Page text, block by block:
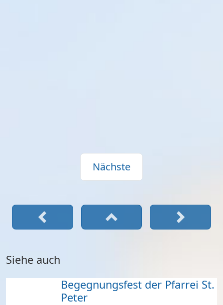
Nächste
Siehe auch
Begegnungsfest der Pfarrei St.
Peter